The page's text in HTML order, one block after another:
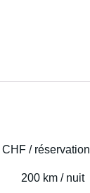
CHF / réservation
200 km / nuit